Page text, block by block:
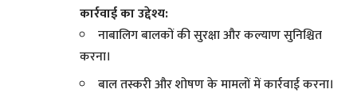
कार्रवाई का उद्देश्य:
नाबालिग बालकों की सुरक्षा और कल्याण सुनिश्चित
करना।
बाल तस्करी और शोषण के मामलों में कार्रवाई करना।